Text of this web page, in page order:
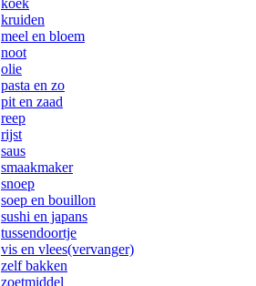
koek
kruiden
meel en bloem
noot
olie
pasta en zo
pit en zaad
reep
rijst
saus
smaakmaker
snoep
soep en bouillon
sushi en japans
tussendoortje
vis en vlees(vervanger)
zelf bakken
zoetmiddel